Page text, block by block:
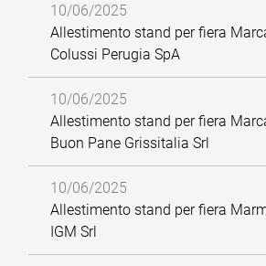
10/06/2025
Allestimento stand per fiera
Colussi Perugia SpA
10/06/2025
Allestimento stand per fiera
Buon Pane Grissitalia Srl
10/06/2025
Allestimento stand per fiera
IGM Srl